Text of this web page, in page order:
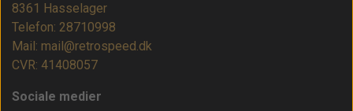
8361 Hasselager
Telefon: 28710998
Mail: mail@retrospeed.dk
CVR: 41408057
Sociale medier